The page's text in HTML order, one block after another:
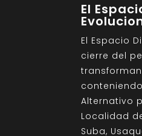
El
El Espacio
cierre del
Alternativo
Localidad
Suba,